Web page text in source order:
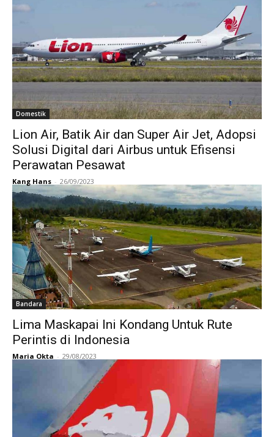
Domestik
Lion Air, Batik Air dan Super Air Jet, Adopsi
Solusi Digital dari Airbus untuk Efisensi
Perawatan Pesawat
Kang Hans - 26/09/2023
Bandara
Lima Maskapai Ini Kondang Untuk Rute
Perintis di Indonesia
Maria Okta - 29/08/2023